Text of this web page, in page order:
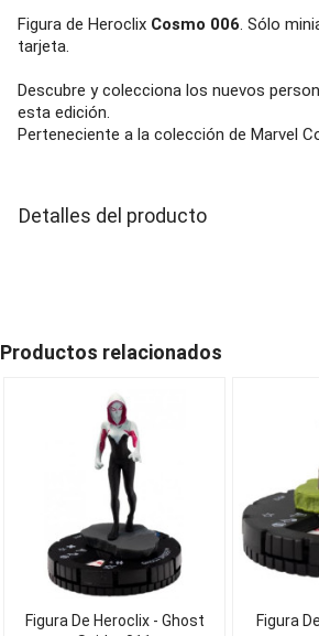
Figura de Heroclix Cosmo 006. Sólo
tarjeta.
Descubre y colecciona los nuevos
esta edición.
Perteneciente a la colección de Marvel
Detalles del producto
Productos relacionados
Figura De Heroclix - Ghost
Figura